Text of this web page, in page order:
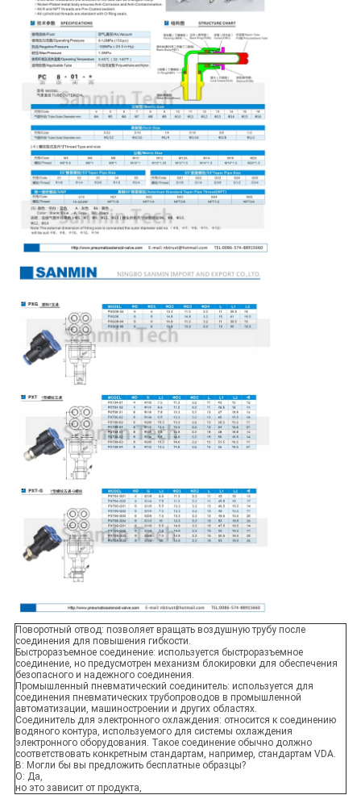
Поворотный отвод: позволяет вращать воздушную трубу после
соединения для повышения гибкости.
Быстроразъемное соединение: используется быстроразъемное
соединение, но предусмотрен механизм блокировки для обеспечения
безопасного и надежного соединения.
Промышленный пневматический соединитель: используется для
соединения пневматических трубопроводов в промышленной
автоматизации, машиностроении и других областях.
Соединитель для электронного охлаждения: относится к соединению
водяного контура, используемого для системы охлаждения
электронного оборудования. Такое соединение обычно должно
соответствовать конкретным стандартам, например, стандартам VDA.
В: Могли бы вы предложить бесплатные образцы?
О: Да,
но это зависит от продукта,